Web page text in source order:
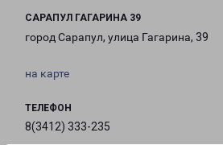
САРАПУЛ ГАГАРИНА 39
город Сарапул, улица Гагарина, 39
на карте
ТЕЛЕФОН
8(3412) 333-235